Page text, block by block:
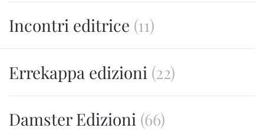
Incontri editrice (11)
Errekappa edizioni (22)
Damster Edizioni (66)